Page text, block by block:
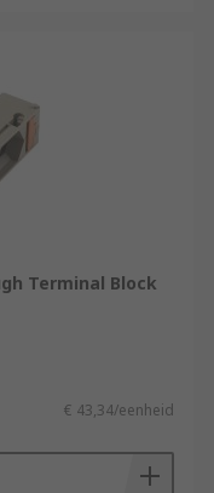
Terminal Block
€ 43,34/eenheid